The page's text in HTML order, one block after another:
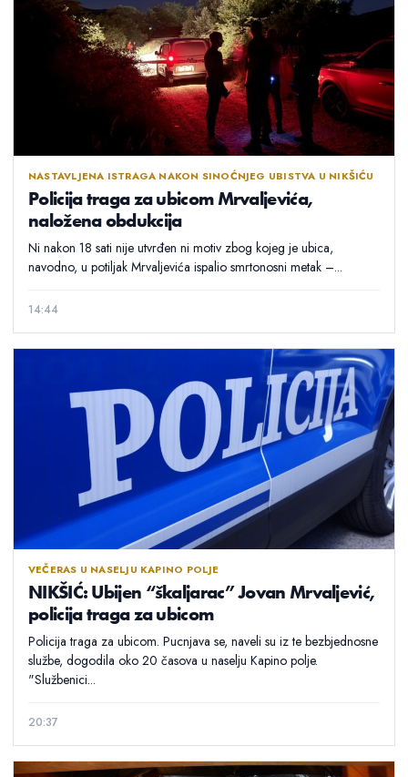
NASTAVLJENA ISTRAGA NAKON SINOĆNJEG UBISTVA U NIKŠIĆU
Policija traga za ubicom Mrvaljevića,
naložena obdukcija
Ni nakon 18 sati nije utvrđen ni motiv zbog kojeg je ubica,
navodno, u potiljak Mrvaljevića ispalio smrtonosni metak –...
14:44
VEČERAS U NASELJU KAPINO POLJE
NIKŠIĆ: Ubijen “škaljarac” Jovan Mrvaljević,
policija traga za ubicom
Policija traga za ubicom. Pucnjava se, naveli su iz te bezbjednosne
službe, dogodila oko 20 časova u naselju Kapino polje.
"Službenici...
20:37